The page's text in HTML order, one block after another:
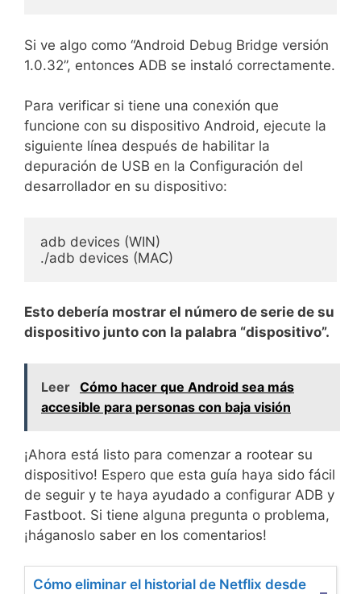
Si ve algo como “Android Debug Bridge versión
1.0.32”, entonces ADB se instaló correctamente.
Para verificar si tiene una conexión que
funcione con su dispositivo Android, ejecute la
siguiente línea después de habilitar la
depuración de USB en la Configuración del
desarrollador en su dispositivo:
adb devices (WIN)
./adb devices (MAC)
Esto debería mostrar el número de serie de su
dispositivo junto con la palabra “dispositivo”.
Leer Cómo hacer que Android sea más
accesible para personas con baja visión
¡Ahora está listo para comenzar a rootear su
dispositivo! Espero que esta guía haya sido fácil
de seguir y te haya ayudado a configurar ADB y
Fastboot. Si tiene alguna pregunta o problema,
¡háganoslo saber en los comentarios!
Cómo eliminar el historial de Netflix desde